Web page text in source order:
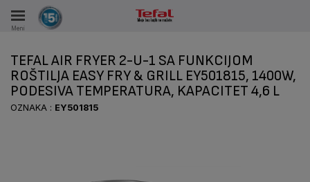
Meni
TOKOM 15 GODINA
TEFAL AIR FRYER 2-U-1 SA FUNKCIJOM
ROŠTILJA EASY FRY & GRILL EY501815, 1400W,
PODESIVA TEMPERATURA, KAPACITET 4,6 L
OZNAKA : EY501815